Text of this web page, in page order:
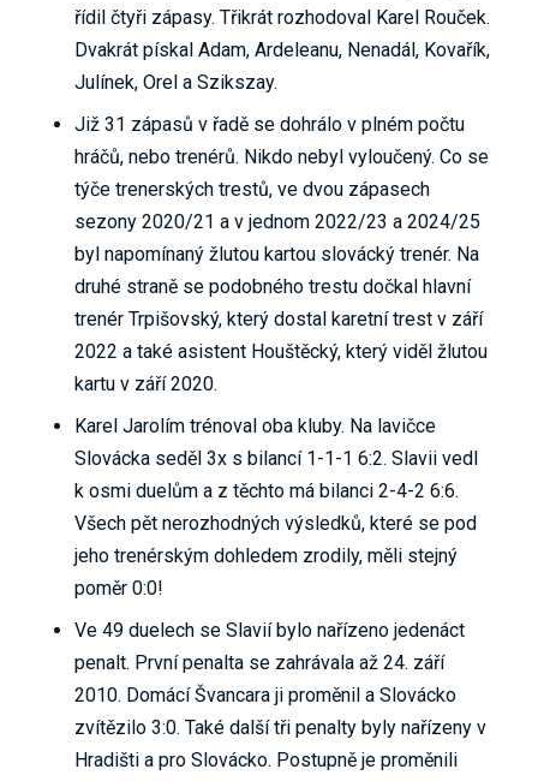
řídil čtyři zápasy. Třikrát rozhodoval Karel Rouček.
Dvakrát pískal Adam, Ardeleanu, Nenadál, Kovařík,
Julínek, Orel a Szikszay.
Již 31 zápasů v řadě se dohrálo v plném počtu
hráčů, nebo trenérů. Nikdo nebyl vyloučený. Co se
týče trenerských trestů, ve dvou zápasech
sezony 2020/21 a v jednom 2022/23 a 2024/25
byl napomínaný žlutou kartou slovácký trenér. Na
druhé straně se podobného trestu dočkal hlavní
trenér Trpišovský, který dostal karetní trest v září
2022 a také asistent Houštěcký, který viděl žlutou
kartu v září 2020.
Karel Jarolím trénoval oba kluby. Na lavičce
Slovácka seděl 3x s bilancí 1-1-1 6:2. Slavii vedl
k osmi duelům a z těchto má bilanci 2-4-2 6:6.
Všech pět nerozhodných výsledků, které se pod
jeho trenérským dohledem zrodily, měli stejný
poměr 0:0!
Ve 49 duelech se Slavií bylo nařízeno jedenáct
penalt. První penalta se zahrávala až 24. září
2010. Domácí Švancara ji proměnil a Slovácko
zvítězilo 3:0. Také další tři penalty byly nařízeny v
Hradišti a pro Slovácko. Postupně je proměnili